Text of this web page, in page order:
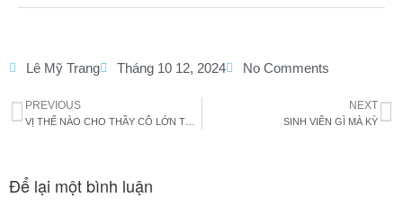
Lê Mỹ Trang Tháng 10 12, 2024 No Comments
PREVIOUS NEXT
SINH VIÊN GÌ MÀ KỲ
Để lại một bình luận